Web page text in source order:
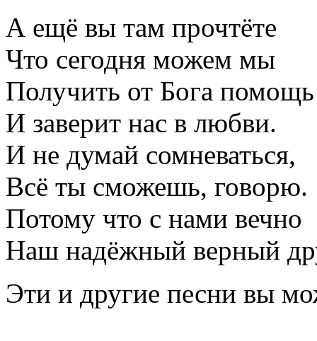
А ещё вы там прочтёте
Что сегодня можем мы
Получить от Бога помощь
И заверит нас в любви.
И не думай сомневаться,
Всё ты сможешь, говорю.
Потому что с нами вечно
Наш надёжный верный
Эти и другие песни вы